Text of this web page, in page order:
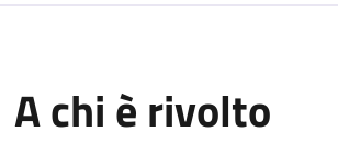
A chi è rivolto